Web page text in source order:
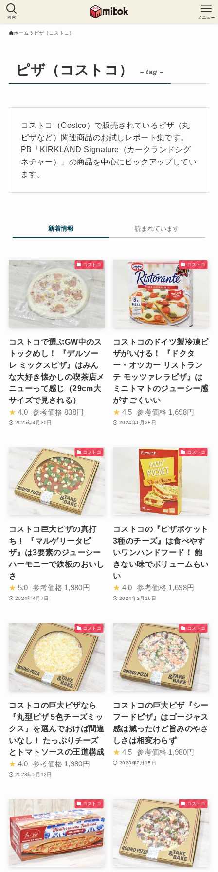
検索 メニュー
ホーム ピザ（コストコ）
ピザ（コストコ） – tag –
コストコ（Costco）で販売されているピザ（丸
ピザなど）関連商品のお試しレポート集です。
PB「KIRKLAND Signature（カークランドシグ
ネチャー）」の商品を中心にピックアップしてい
ます。
新着情報 読まれています
コストコ
コストコで選ぶGW中のス
トックめし！ 『デルソー
レ ミックスピザ』はみん
な大好き懐かしの喫茶店メ
ニューって感じ（29cm大
サイズで見される）
★ 4.0 参考価格 838円
2025年4月30日
コストコ
コストコのドイツ製冷凍ピ
ザがいける！ 『ドクタ
ー・オツカー リストラン
テ モッツァレラピザ』は
ミニトマトのジューシー感
がすごくいい
★ 4.5 参考価格 1,698円
2024年6月28日
コストコ
コストコ巨大ピザの真打
ち！ 『マルゲリータピ
ザ』は3要素のジューシー
ハーモニーで鉄板のおいし
さ
★ 5.0 参考価格 1,980円
2024年4月7日
コストコ
コストコの『ピザポケット
3種のチーズ』は食べやす
いワンハンドフード！ 飽
きない味でボリュームもい
い
★ 4.0 参考価格 1,698円
2024年2月16日
コストコ
コストコの巨大ピザなら
『丸型ピザ 5色チーズミッ
クス』を選んでおけば間違
いなし！ たっぷりチーズ
とトマトソースの王道構成
★ 4.0 参考価格 1,980円
2023年5月12日
コストコ
コストコの巨大ピザ『シー
フードピザ』はゴージャス
感は減ったけど旨みのやさ
しさは相変わらず
★ 4.5 参考価格 1,980円
2023年2月15日
コストコ コストコ